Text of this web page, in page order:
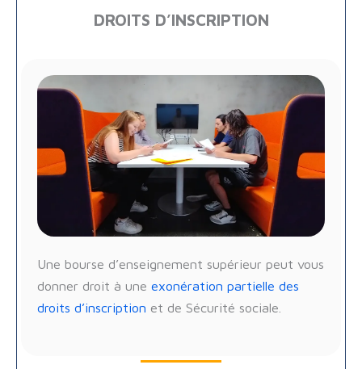
DROITS D’INSCRIPTION
Une bourse d’enseignement supérieur peut vous
donner droit à une exonération partielle des
droits d’inscription et de Sécurité sociale.